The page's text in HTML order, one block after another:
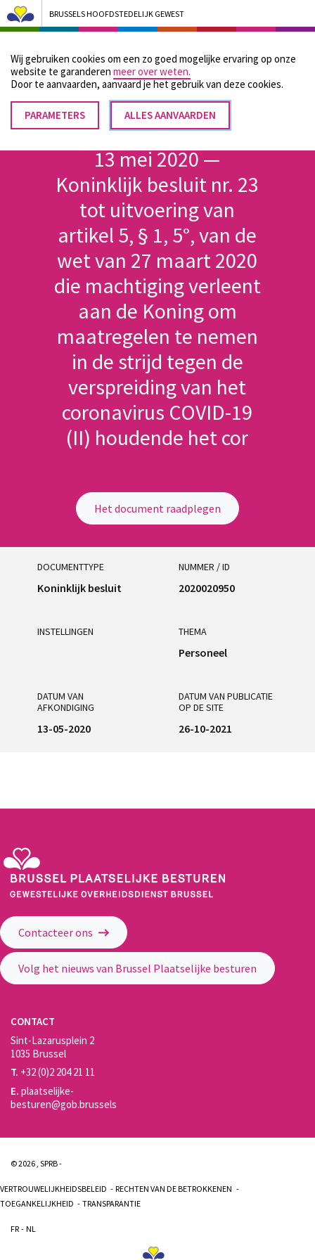
Wij gebruiken cookies om een zo goed mogelijke ervaring op onze
website te garanderen meer over weten.
Door te aanvaarden, aanvaard je het gebruik van deze cookies.
PARAMETERS ALLES AANVAARDEN
TOESTEMMING
INTREKKEN
BRUSSELS HOOFDSTEDELIJK GEWEST
Bruxelles Pouvoirs Locaux - Aller à la page d'accueil
Menu
Kruimelpad Home
13 mei 2020 —
Koninklijk besluit nr. 23
tot uitvoering van
artikel 5, § 1, 5°, van de
wet van 27 maart 2020
die machtiging verleent
aan de Koning om
maatregelen te nemen
in de strijd tegen de
verspreiding van het
coronavirus COVID-19
(II) houdende het cor
Het document raadplegen
DOCUMENTTYPE
Koninklijk besluit
NUMMER / ID
2020020950
INSTELLINGEN THEMA
Personeel
DATUM VAN
AFKONDIGING
13-05-2020
DATUM VAN PUBLICATIE
OP DE SITE
26-10-2021
Contacteer ons
Volg het nieuws van Brussel Plaatselijke besturen
CONTACT
Sint-Lazarusplein 2
1035 Brussel
T. +32 (0)2 204 21 11
E. plaatselijke-
besturen@gob.brussels
© 2026 , SPRB -
VERTROUWELIJKHEIDSBELEID
RECHTEN VAN DE BETROKKENEN
TOEGANKELIJKHEID
TRANSPARANTIE
FR NL